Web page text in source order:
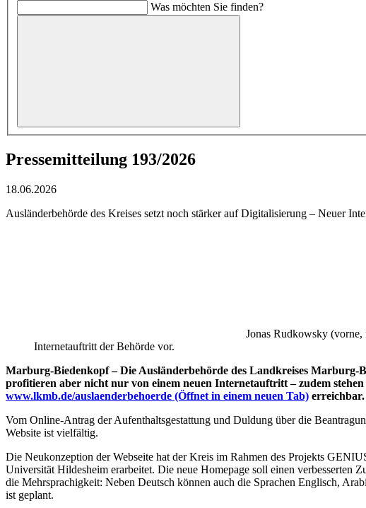
Was möchten Sie finden?
Pressemitteilung 193/2026
18.06.2026
Ausländerbehörde des Kreises setzt noch stärker auf Digitalisierung – Neuer
Jonas Rudkowsky
Internetauftritt der Behörde vor.
Marburg-Biedenkopf – Die Ausländerbehörde des Landkreises
profitieren aber nicht nur von einem neuen Internetauftritt – zudem
www.lkmb.de/auslaenderbehoerde (Öffnet in einem neuen Tab) erreichbar.
Vom Online-Antrag der Aufenthaltsgestattung und Duldung über die
Website ist vielfältig.
Die Neukonzeption der Webseite hat der Kreis im Rahmen des Projekts
Universität Hildesheim erarbeitet. Die neue Homepage soll einen verbesserten
die Mehrsprachigkeit: Neben Deutsch können auch die Sprachen Englisch,
ist geplant.